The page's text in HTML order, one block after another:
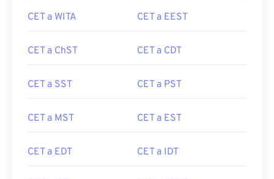
CET a WITA CET a EEST
CET a ChST CET a CDT
CET a SST CET a PST
CET a MST CET a EST
CET a EDT CET a IDT